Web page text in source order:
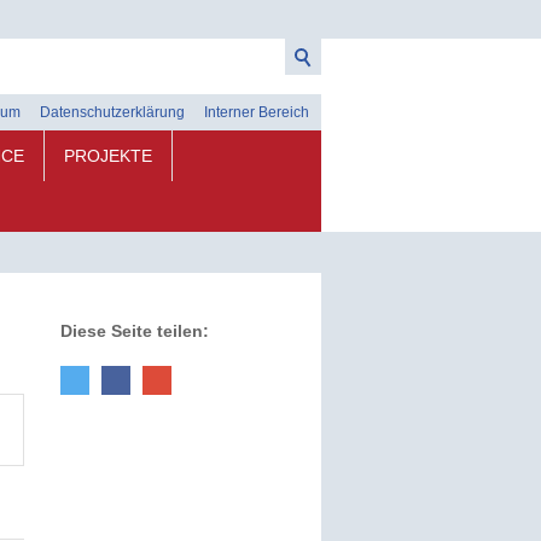
Datenschutzerklärung Interner Bereich
PROJEKTE
Diese Seite teilen: